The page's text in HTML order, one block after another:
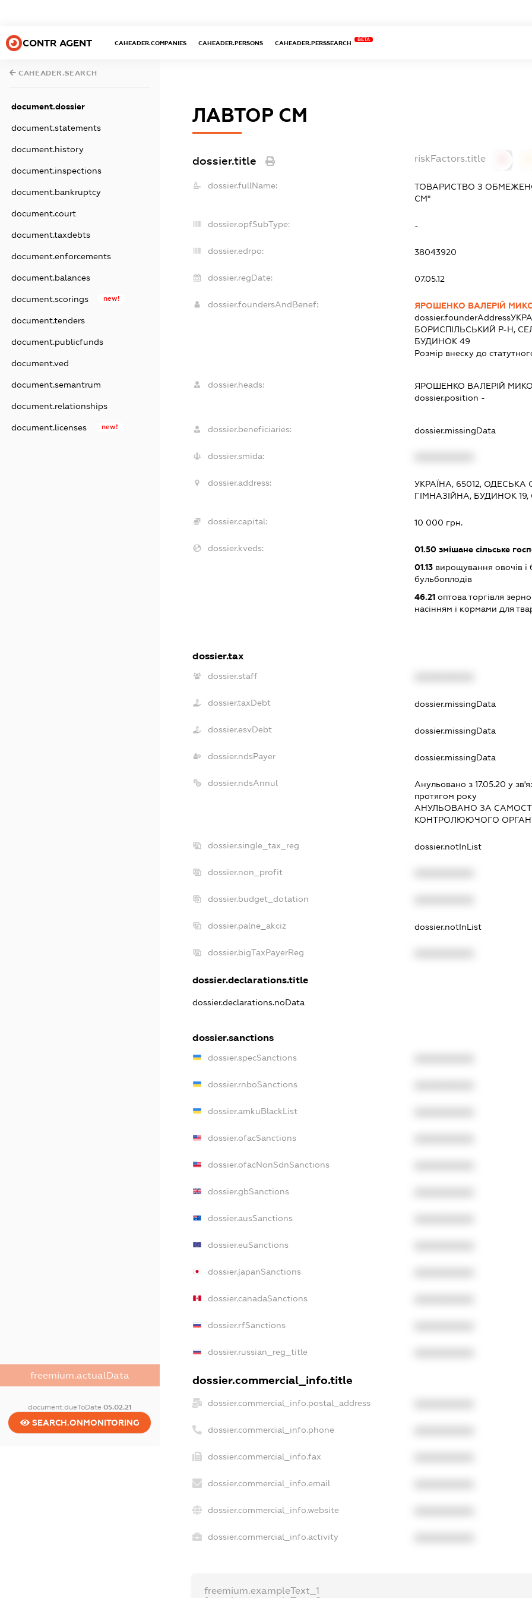
CONTR AGENT CAHEADER.COMPANIES CAHEADER.PERSONS CAHEADER.PERSSEARCH
BETA
CAHEADER.SEARCH
document.dossier
document.statements
document.history
document.inspections
document.bankruptcy
document.court
document.taxdebts
document.enforcements
document.balances
document.scorings new!
document.tenders
document.publicfunds
document.ved
document.semantrum
document.relationships
document.licenses new!
freemium.actualData
document.dueToDate 05.02.21
SEARCH.ONMONITORING
ЛАВТОР СМ
dossier.title riskFactors.title
dossier.fullName:
ТОВАРИСТВО З
СМ"
dossier.opfSubType: -
dossier.edrpo: 38043920
dossier.regDate: 07.05.12
dossier.foundersAndBenef:
ЯРОШЕНКО ВАЛЕРІЙ
dossier.founderAddress
БОРИСПІЛЬСЬКИЙ Р-Н,
БУДИНОК 49
Розмір внеску до
dossier.heads: ЯРОШЕНКО ВАЛЕРІЙ
dossier.position -
dossier.beneficiaries: dossier.missingData
dossier.smida:
dossier.address:
УКРАЇНА, 65012,
ГІМНАЗІЙНА, БУДИНОК 19,
dossier.capital: 10 000 грн.
dossier.kveds: 01.50змішане сільське
01.13вирощування овочів і
бульбоплодів
46.21оптова торгівля
насінням і кормами для
dossier.tax
dossier.staff
dossier.taxDebt dossier.missingData
dossier.esvDebt dossier.missingData
dossier.ndsPayer dossier.missingData
dossier.ndsAnnul Анульовано з 17.05.20 у
протягом року
АНУЛЬОВАНО ЗА
КОНТРОЛЮЮЧОГО
dossier.single_tax_reg dossier.notInList
dossier.non_profit
dossier.budget_dotation
dossier.palne_akciz dossier.notInList
dossier.bigTaxPayerReg
dossier.declarations.title
dossier.declarations.noData
dossier.sanctions
dossier.specSanctions
dossier.rnboSanctions
dossier.amkuBlackList
dossier.ofacSanctions
dossier.ofacNonSdnSanctions
dossier.gbSanctions
dossier.ausSanctions
dossier.euSanctions
dossier.japanSanctions
dossier.canadaSanctions
dossier.rfSanctions
dossier.russian_reg_title
dossier.commercial_info.title
dossier.commercial_info.postal_address
dossier.commercial_info.phone
dossier.commercial_info.fax
dossier.commercial_info.email
dossier.commercial_info.website
dossier.commercial_info.activity
freemium.exampleText_1